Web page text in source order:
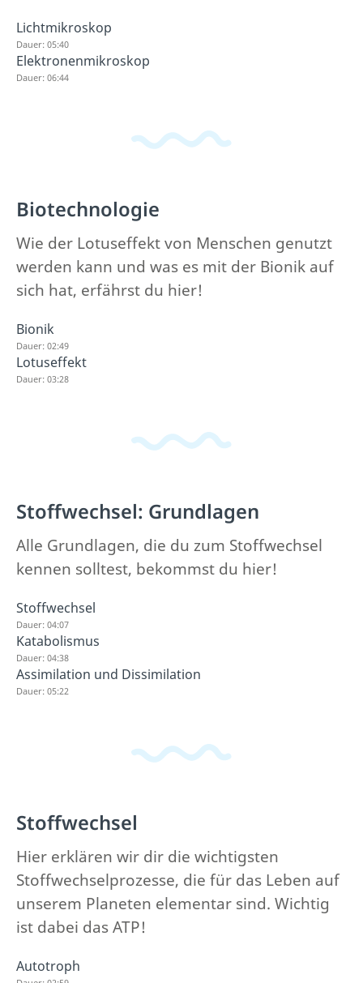
Lichtmikroskop
Dauer: 05:40
Elektronenmikroskop
Dauer: 06:44
Biotechnologie
Wie der Lotuseffekt von Menschen genutzt
werden kann und was es mit der Bionik auf
sich hat, erfährst du hier!
Bionik
Dauer: 02:49
Lotuseffekt
Dauer: 03:28
Stoffwechsel: Grundlagen
Alle Grundlagen, die du zum Stoffwechsel
kennen solltest, bekommst du hier!
Stoffwechsel
Dauer: 04:07
Katabolismus
Dauer: 04:38
Assimilation und Dissimilation
Dauer: 05:22
Stoffwechsel
Hier erklären wir dir die wichtigsten
Stoffwechselprozesse, die für das Leben auf
unserem Planeten elementar sind. Wichtig
ist dabei das ATP!
Autotroph